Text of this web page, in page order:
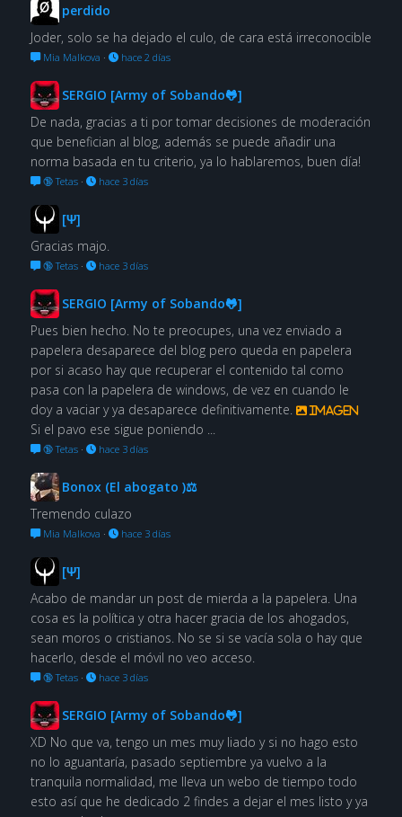
perdido
Joder, solo se ha dejado el culo, de cara está irreconocible
Mia Malkova · hace 2 días
SERGIO [Army of Sobando🐸]
De nada, gracias a ti por tomar decisiones de moderación
que benefician al blog, además se puede añadir una
norma basada en tu criterio, ya lo hablaremos, buen día!
🔞 Tetas· hace 3 días
[Ψ]
Gracias majo.
🔞 Tetas· hace 3 días
SERGIO [Army of Sobando🐸]
Pues bien hecho. No te preocupes, una vez enviado a
papelera desaparece del blog pero queda en papelera
por si acaso hay que recuperar el contenido tal como
pasa con la papelera de windows, de vez en cuando le
doy a vaciar y ya desaparece definitivamente.
Imagen
Si el pavo ese sigue poniendo ...
🔞 Tetas· hace 3 días
Bonox (El abogato )⚖
Tremendo culazo
Mia Malkova · hace 3 días
[Ψ]
Acabo de mandar un post de mierda a la papelera. Una
cosa es la política y otra hacer gracia de los ahogados,
sean moros o cristianos. No se si se vacía sola o hay que
hacerlo, desde el móvil no veo acceso.
🔞 Tetas· hace 3 días
SERGIO [Army of Sobando🐸]
XD No que va, tengo un mes muy liado y si no hago esto
no lo aguantaría, pasado septiembre ya vuelvo a la
tranquila normalidad, me lleva un webo de tiempo todo
esto así que he dedicado 2 findes a dejar el mes listo y ya